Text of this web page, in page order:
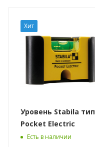
Хит
Уровень Stabila тип
Pocket Electric
Есть в наличии